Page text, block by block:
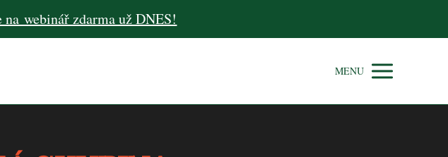
na webinář zdarma už DNES!
MENU